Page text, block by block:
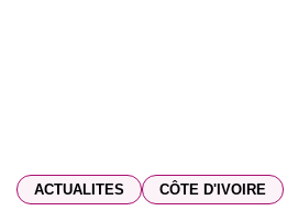
ACTUALITES CÔTE D'IVOIRE